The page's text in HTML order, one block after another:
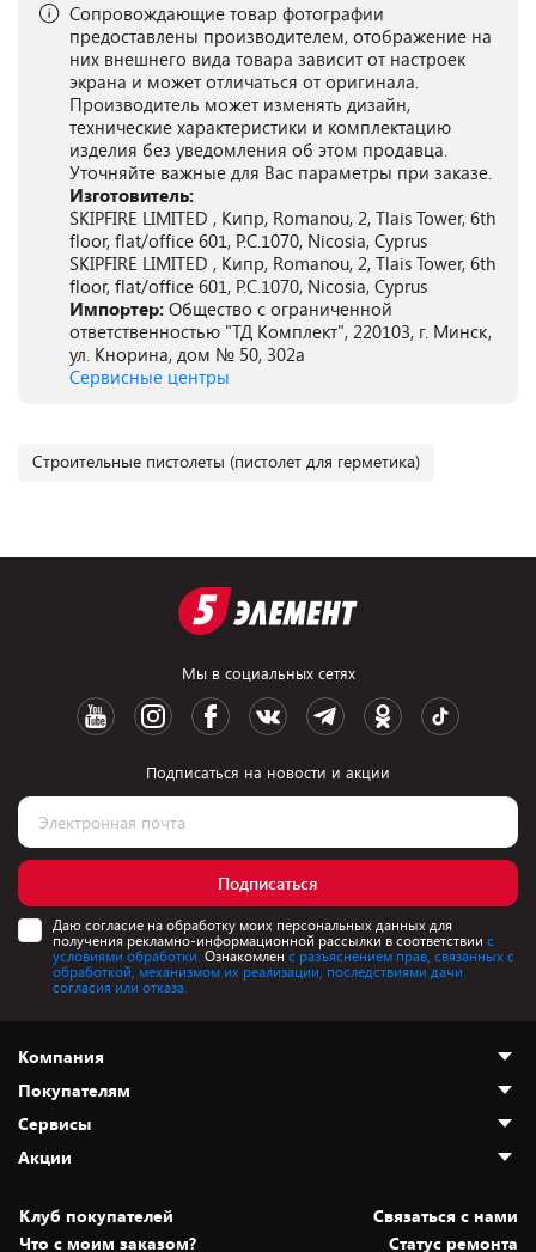
Сопровождающие товар фотографии
предоставлены производителем, отображение на
них внешнего вида товара зависит от настроек
экрана и может отличаться от оригинала.
Производитель может изменять дизайн,
технические характеристики и комплектацию
изделия без уведомления об этом продавца.
Уточняйте важные для Вас параметры при заказе.
Изготовитель:
SKIPFIRE LIMITED , Кипр, Romanou, 2, Tlais Tower, 6th
floor, flat/office 601, P.C.1070, Nicosia, Cyprus
SKIPFIRE LIMITED , Кипр, Romanou, 2, Tlais Tower, 6th
floor, flat/office 601, P.C.1070, Nicosia, Cyprus
Импортер: Общество с ограниченной
ответственностью "ТД Комплект", 220103, г. Минск,
ул. Кнорина, дом № 50, 302а
Сервисные центры
Строительные пистолеты (пистолет для герметика)
Мы в социальных сетях
Подписаться на новости и акции
Подписаться
Даю согласие на обработку моих персональных данных для
получения рекламно-информационной рассылки в соответствии с
условиями обработки. Ознакомлен с разъяснением прав, связанных с
обработкой, механизмом их реализации, последствиями дачи
согласия или отказа.
Компания
О нас
Адреса магазинов
Новости
Статьи и обзоры
Вакансии
Покупателям
Как сделать заказ
Оплата и доставка
Безналичный расчёт
Обмен и возврат товара
Сервисы
Установка техники
Для игровых консолей
Акции
Скидки и промокоды
Белорусские товары
Клуб покупателей
Cвязаться с нами
Что с моим заказом?
Статус ремонта